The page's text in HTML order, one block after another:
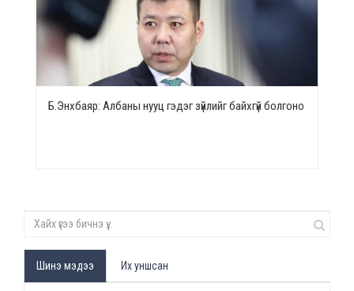
Б.Энхбаяр: Албаны нууц гэдэг зүйлийг байхгүй болгоно
Шинэ мэдээ Их уншсан